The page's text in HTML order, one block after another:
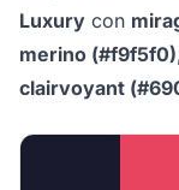
Luxury con
merino (#f9f5f0)
clairvoyant